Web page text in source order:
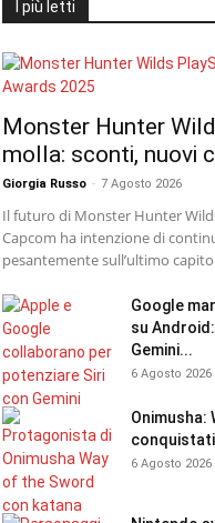
I più letti
Monster Hunter
molla: sconti, nuovi
Giorgia Russo - 7 Agosto 2026
Il futuro di Monster Hunter
Capcom ha intenzione di
pesantemente sull’ultimo
Google
su
Gemini...
6 Agosto 2026
Onimusha:
6 Agosto 2026